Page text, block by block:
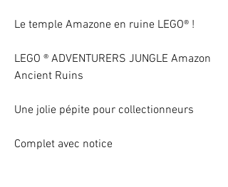
Le temple Amazone en ruine LEGO® !
LEGO ® ADVENTURERS JUNGLE Amazon
Ancient Ruins
Une jolie pépite pour collectionneurs
Complet avec notice